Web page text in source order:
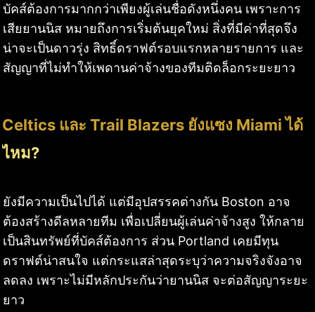
บัคส์ต้องการมากกว่าเพียงผู้เล่นชื่อดังหนึ่งคน เพราะการ
เสียยานนิส หมายถึงการเริ่มต้นยุคใหม่ สิ่งที่มีค่าที่สุดจึง
น่าจะเป็นดาวรุ่ง สิทธิ์ดราฟต์รอบแรกหลายรายการ และ
สัญญาที่ไม่ทำให้เพดานค่าจ้างของทีมติดล็อกระยะยาว
Celtics และ Trail Blazers ยังแซง Miami ได้
ไหม?
ยังมีความเป็นไปได้ แต่มีอุปสรรคต่างกัน Boston อาจ
ต้องสร้างดีลหลายทีม เพื่อเปลี่ยนผู้เล่นค่าจ้างสูง ให้กลาย
เป็นสินทรัพย์ที่บัคส์ต้องการ ส่วน Portland เคยมีทุน
ดราฟต์น่าสนใจ แต่กระแสล่าสุดระบุว่าความจริงจังอาจ
ลดลง เพราะไม่มีหลักประกันว่ายานนิส จะต่อสัญญาระยะ
ยาว